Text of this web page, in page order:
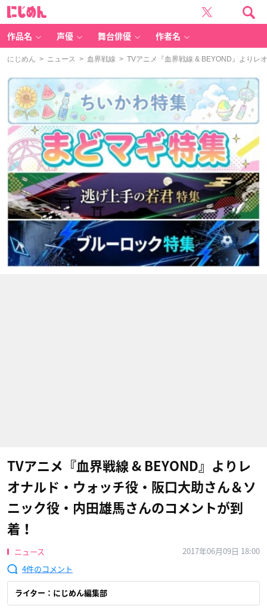
作品名 声優 舞台俳優 作者名
にじめん > ニュース > 血界戦線 > TVアニメ『血界戦線 & BEYOND』よりレ
TVアニメ『血界戦線 & BEYOND』よりレ
オナルド・ウォッチ役・阪口大助さん＆ソ
ニック役・内田雄馬さんのコメントが到
着！
ニュース
2017年06月09日 18:00
4
ライター：にじめん編集部